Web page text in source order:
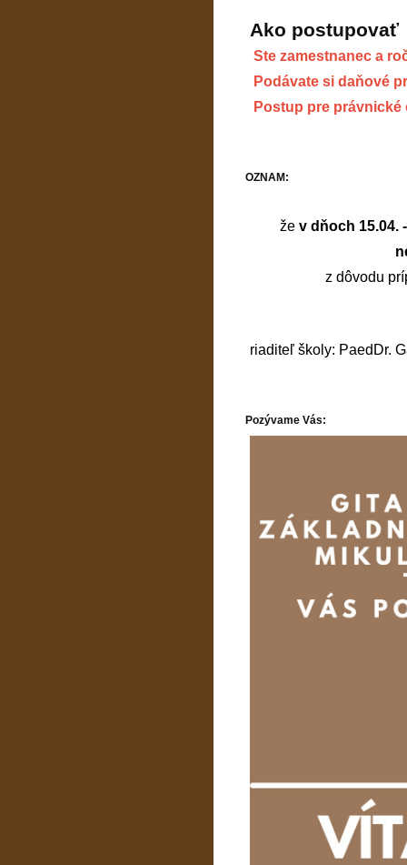
Ako postupovať
Ste zamestnanec a
Podávate si daňové
Postup pre právnické
OZNAM:
že v dňoch 15.04.
z dôvodu
riaditeľ školy: PaedDr.
Pozývame Vás: